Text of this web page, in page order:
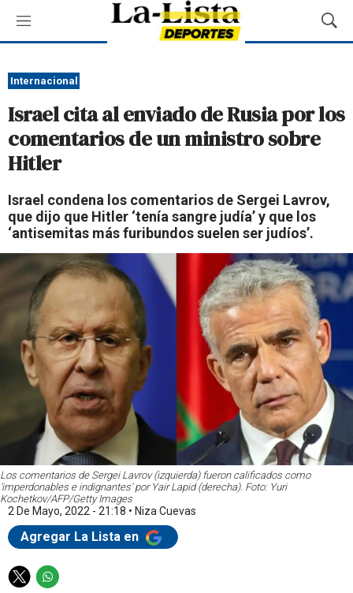
M
e
ú
M
o
a
r
u
a
Internacional
Israel cita al enviado de Rusia por los
comentarios de un ministro sobre
Hitler
Israel condena los comentarios de Sergei Lavrov,
que dijo que Hitler ‘tenía sangre judía’ y que los
‘antisemitas más furibundos suelen ser judíos’.
Los comentarios de Sergei Lavrov (izquierda) fueron calificados como
'imperdonables e indignantes' por Yair Lapid (derecha). Foto: Yuri
Kochetkov/AFP/Getty Images
2 De Mayo, 2022 - 21:18 • Niza Cuevas
Agregar La Lista en
T
W